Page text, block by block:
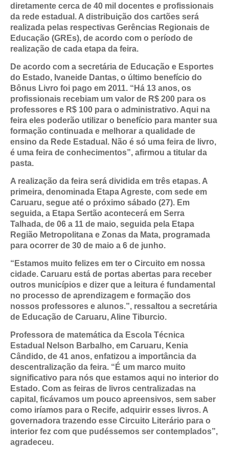
diretamente cerca de 40 mil docentes e profissionais
da rede estadual. A distribuição dos cartões será
realizada pelas respectivas Gerências Regionais de
Educação (GREs), de acordo com o período de
realização de cada etapa da feira.
De acordo com a secretária de Educação e Esportes
do Estado, Ivaneide Dantas, o último benefício do
Bônus Livro foi pago em 2011. “Há 13 anos, os
profissionais recebiam um valor de R$ 200 para os
professores e R$ 100 para o administrativo. Aqui na
feira eles poderão utilizar o benefício para manter sua
formação continuada e melhorar a qualidade de
ensino da Rede Estadual. Não é só uma feira de livro,
é uma feira de conhecimentos”, afirmou a titular da
pasta.
A realização da feira será dividida em três etapas. A
primeira, denominada Etapa Agreste, com sede em
Caruaru, segue até o próximo sábado (27). Em
seguida, a Etapa Sertão acontecerá em Serra
Talhada, de 06 a 11 de maio, seguida pela Etapa
Região Metropolitana e Zonas da Mata, programada
para ocorrer de 30 de maio a 6 de junho.
“Estamos muito felizes em ter o Circuito em nossa
cidade. Caruaru está de portas abertas para receber
outros municípios e dizer que a leitura é fundamental
no processo de aprendizagem e formação dos
nossos professores e alunos.”, ressaltou a secretária
de Educação de Caruaru, Aline Tiburcio.
Professora de matemática da Escola Técnica
Estadual Nelson Barbalho, em Caruaru, Kenia
Cândido, de 41 anos, enfatizou a importância da
descentralização da feira. “É um marco muito
significativo para nós que estamos aqui no interior do
Estado. Com as feiras de livros centralizadas na
capital, ficávamos um pouco apreensivos, sem saber
como iríamos para o Recife, adquirir esses livros. A
governadora trazendo esse Circuito Literário para o
interior fez com que pudéssemos ser contemplados”,
agradeceu.